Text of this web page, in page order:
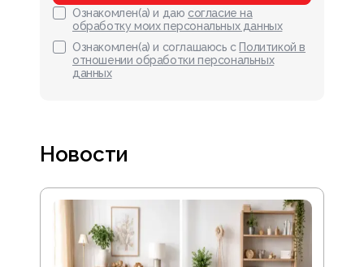
Ознакомлен(а) и даю согласие на
обработку моих персональных данных
Ознакомлен(а) и соглашаюсь с Политикой в
отношении обработки персональных
данных
Новости